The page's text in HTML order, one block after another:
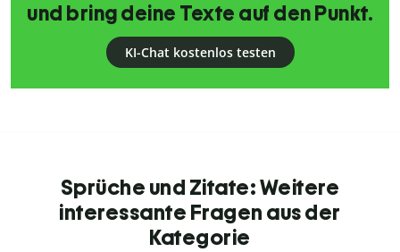
und bring deine Texte auf den Punkt.
KI-Chat kostenlos testen
Sprüche und Zitate: Weitere
interessante Fragen aus der
Kategorie